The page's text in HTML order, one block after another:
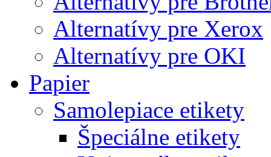
Alternatívy pre Xerox
Alternatívy pre OKI
Papier
Samolepiace etikety
Špeciálne etikety